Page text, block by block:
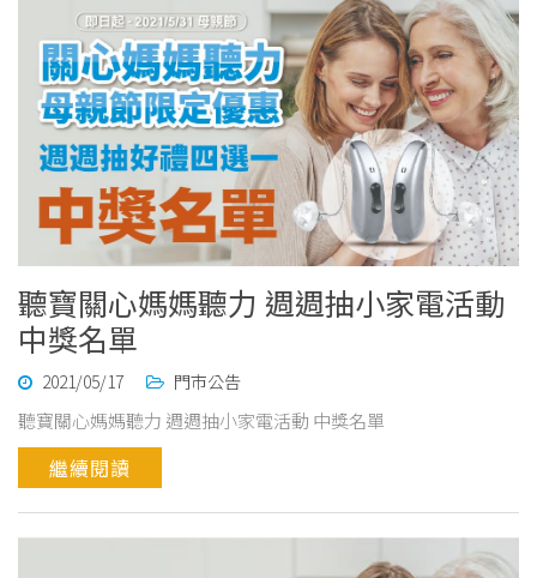
聽寶關心媽媽聽力 週週抽小家電活動
中獎名單
2021/05/17 門市公告
聽寶關心媽媽聽力 週週抽小家電活動 中獎名單
繼續閱讀